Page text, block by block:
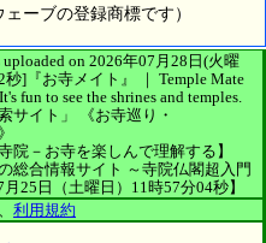
ーブの登録商標です）
uploaded on 2026年07月28日(火曜
秒] 『お寺メイト』 ｜ Temple Mate
It's fun to see the shrines and temples.
サイト」
《お寺巡り・
院－お寺を楽しんで理解する】
総合情報サイト ～寺院仏閣超入門
25日（土曜日）11時57分04秒】
、 利用規約